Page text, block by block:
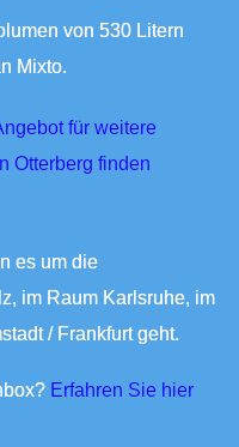
Mixto.
Otterberg finden
im Raum Karlsruhe, im
/ Frankfurt geht.
Erfahren Sie hier